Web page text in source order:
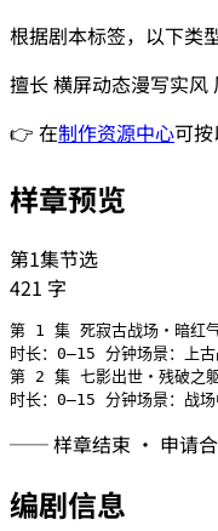
根据剧本标签，以下类
擅长横屏动态漫写实风
👉 在制作资源中心可
样章预览
第1集节选
421 字
第 1 集 死寂古战场・暗红
时长：0–15 分钟场景：上古
第 2 集 七影出世・残破之
时长：0–15 分钟场景：战场
── 样章结束 · 申请
编剧信息